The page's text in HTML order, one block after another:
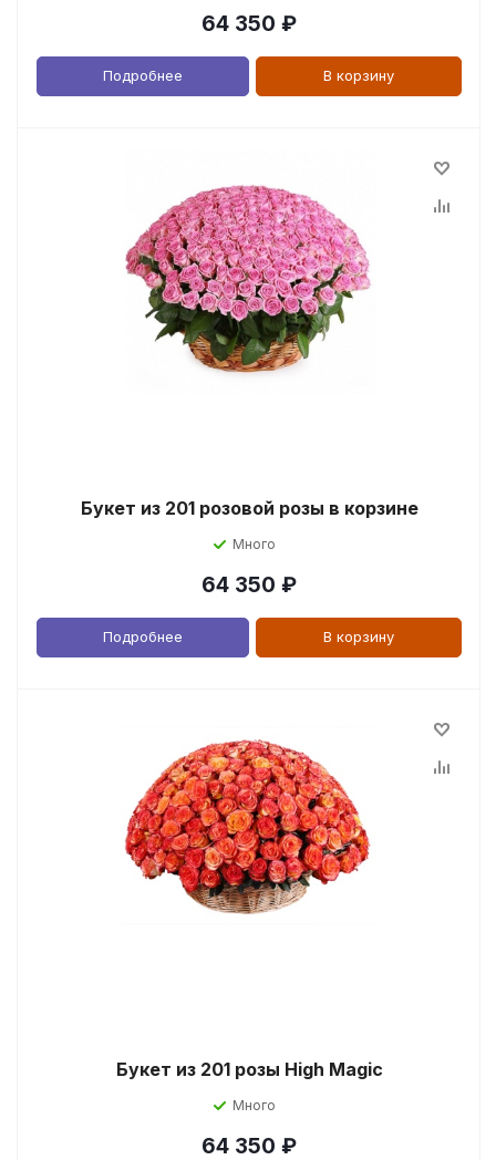
64 350 ₽
Подробнее В корзину
Букет из 201 розовой розы в корзине
Много
64 350 ₽
Подробнее В корзину
Букет из 201 розы High Magic
Много
64 350 ₽